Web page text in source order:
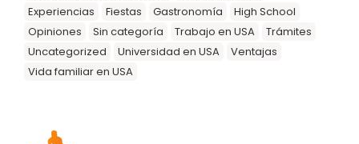
Experiencias
Fiestas Gastronomía
High School
Opiniones
Sin categoría Trabajo en USA
Trámites
Uncategorized
Universidad en USA
Ventajas
Vida familiar en USA